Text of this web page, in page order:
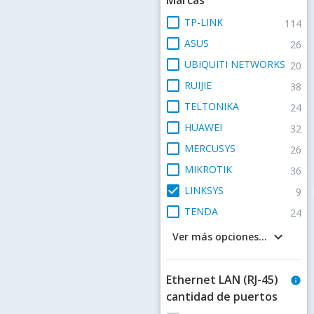
check_box_outline_blank TP-LINK 114
check_box_outline_blank ASUS 26
check_box_outline_blank UBIQUITI NETWORKS 20
check_box_outline_blank RUIJIE 38
check_box_outline_blank TELTONIKA 24
check_box_outline_blank HUAWEI 32
check_box_outline_blank MERCUSYS 26
check_box_outline_blank MIKROTIK 36
check_box LINKSYS 9
check_box_outline_blank TENDA 24
keyboard_arrow_down
Ver más opciones...
Ethernet LAN (RJ-45)
cantidad de puertos
info